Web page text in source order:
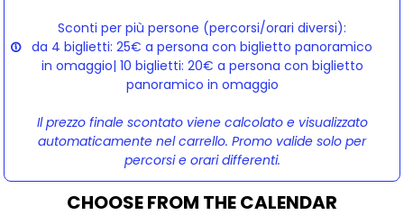
Sconti per più persone (percorsi/orari diversi):
da 4 biglietti: 25€ a persona con biglietto panoramico
in omaggio| 10 biglietti: 20€ a persona con biglietto
panoramico in omaggio
Il prezzo finale scontato viene calcolato e visualizzato
automaticamente nel carrello. Promo valide solo per
percorsi e orari differenti.
CHOOSE FROM THE CALENDAR